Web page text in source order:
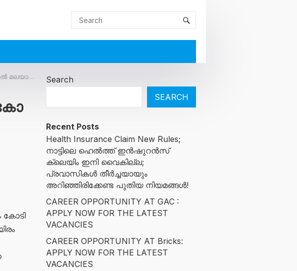
തുടക്കം
Search
SEARCH
Recent Posts
Health Insurance Claim New Rules;
നാട്ടിലെ ഹെൽത്ത് ഇൻഷുറൻസ്
ക്ലെയിം ഇനി വൈകില്ല;
പ്രവാസികൾ തീർച്ചയായും
അറിഞ്ഞിരിക്കേണ്ട പുതിയ നിയമങ്ങൾ!
CAREER OPPORTUNITY AT GAC :
APPLY NOW FOR THE LATEST
VACANCIES
CAREER OPPORTUNITY AT Bricks:
APPLY NOW FOR THE LATEST
VACANCIES